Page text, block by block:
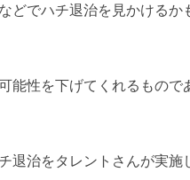
どでハチ退治を見かける
能性を下げてくれるもの
退治をタレントさんが実